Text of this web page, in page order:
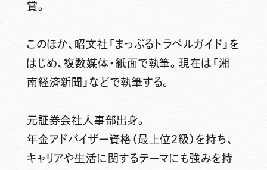
賞。
このほか、昭文社「まっぷるトラベルガイド」を
はじめ、複数媒体・紙面で執筆。現在は「湘
南経済新聞」などで執筆する。
元証券会社人事部出身。
年金アドバイザー資格（最上位2級）を持ち、
キャリアや生活に関するテーマにも強みを持